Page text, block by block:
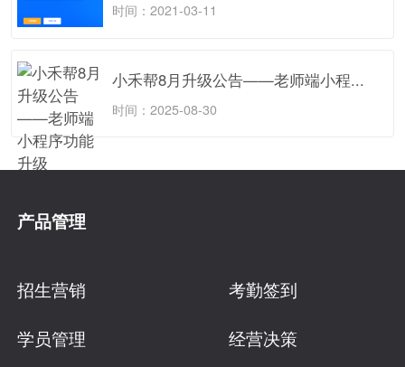
时间：2021-03-11
小禾帮8月升级公告——老师端小程...
时间：2025-08-30
产品管理
招生营销
考勤签到
学员管理
经营决策